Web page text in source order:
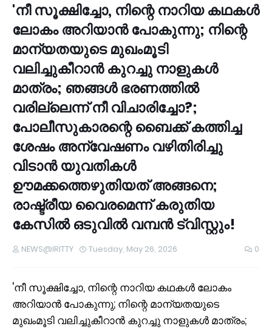
'നീ സൂക്ഷിച്ചോ, നിന്റെ നാറിയ കഥകള്‍
ലോകം അറിയാന്‍ പോകുന്നു; നിന്റെ
മാന്യതയുടെ മുഖംമൂടി
വലിച്ചുകീറാന്‍ കുറച്ചു നാളുകള്‍
മാത്രം; ഞങ്ങള്‍ ഭരണത്തില്‍
വരില്ലെന്ന് നീ വിചാരിച്ചോ?;
പോലീസുകാരന്റെ ബൈക്ക് കത്തിച്ച
ശേഷം അന്വേഷണം വഴിതിരിച്ചു
വിടാന്‍ യുവതികള്‍
ഊമക്കത്തെഴുതിയത് അങ്ങനെ;
രാഷ്ട്രീയ വൈരമെന്ന് കരുതിയ
കേസില്‍ ഒടുവില്‍ വമ്പന്‍ ട്വിസ്റ്റും!
NEWS@IRITTY Tuesday, May 26, 2026 0
'നീ സൂക്ഷിച്ചോ, നിന്റെ നാറിയ കഥകള്‍ ലോകം
അറിയാന്‍ പോകുന്നു; നിന്റെ മാന്യതയുടെ
മുഖംമൂടി വലിച്ചുകീറാന്‍ കുറച്ചു നാളുകള്‍ മാത്രം;